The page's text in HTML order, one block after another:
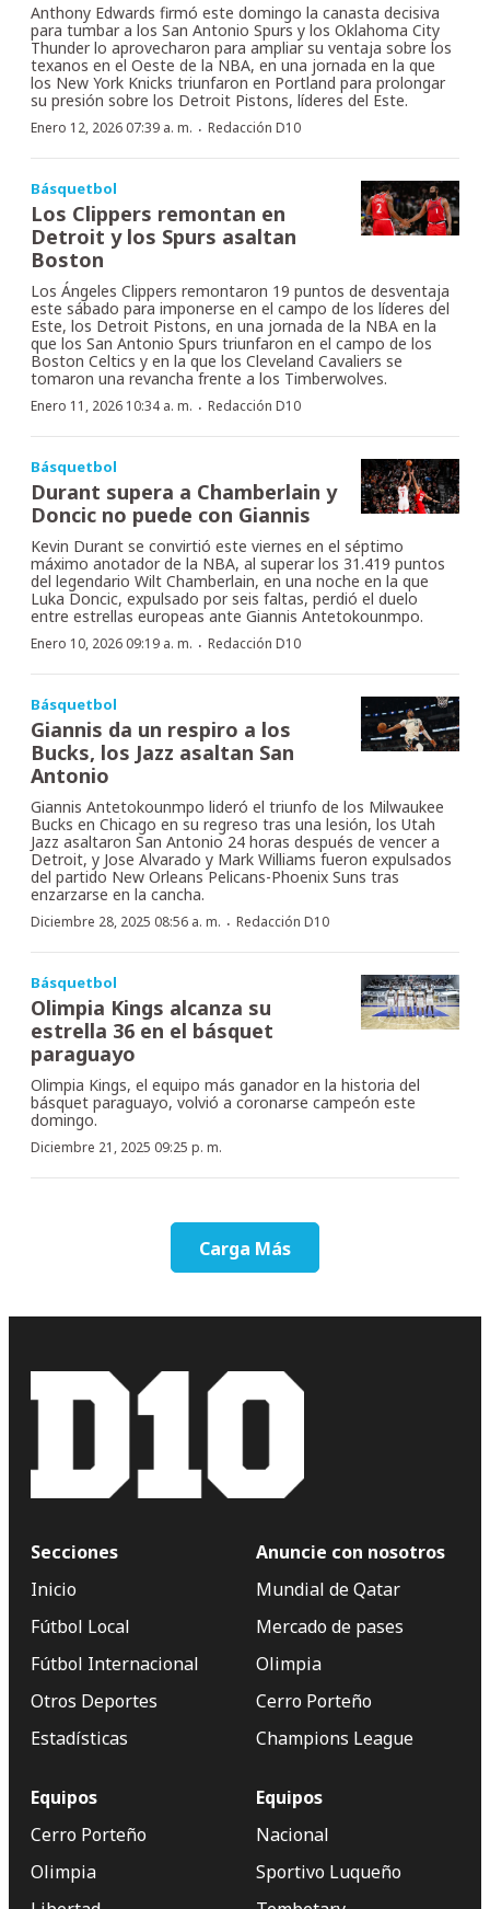
Anthony Edwards firmó este domingo la canasta decisiva
para tumbar a los San Antonio Spurs y los Oklahoma City
Thunder lo aprovecharon para ampliar su ventaja sobre los
texanos en el Oeste de la NBA, en una jornada en la que
los New York Knicks triunfaron en Portland para prolongar
su presión sobre los Detroit Pistons, líderes del Este.
Enero 12, 2026 07:39 a. m. · Redacción D10
Básquetbol
Los Clippers remontan en
Detroit y los Spurs asaltan
Boston
Los Ángeles Clippers remontaron 19 puntos de desventaja
este sábado para imponerse en el campo de los líderes del
Este, los Detroit Pistons, en una jornada de la NBA en la
que los San Antonio Spurs triunfaron en el campo de los
Boston Celtics y en la que los Cleveland Cavaliers se
tomaron una revancha frente a los Timberwolves.
Enero 11, 2026 10:34 a. m. · Redacción D10
Básquetbol
Durant supera a Chamberlain y
Doncic no puede con Giannis
Kevin Durant se convirtió este viernes en el séptimo
máximo anotador de la NBA, al superar los 31.419 puntos
del legendario Wilt Chamberlain, en una noche en la que
Luka Doncic, expulsado por seis faltas, perdió el duelo
entre estrellas europeas ante Giannis Antetokounmpo.
Enero 10, 2026 09:19 a. m. · Redacción D10
Básquetbol
Giannis da un respiro a los
Bucks, los Jazz asaltan San
Antonio
Giannis Antetokounmpo lideró el triunfo de los Milwaukee
Bucks en Chicago en su regreso tras una lesión, los Utah
Jazz asaltaron San Antonio 24 horas después de vencer a
Detroit, y Jose Alvarado y Mark Williams fueron expulsados
del partido New Orleans Pelicans-Phoenix Suns tras
enzarzarse en la cancha.
Diciembre 28, 2025 08:56 a. m. · Redacción D10
Básquetbol
Olimpia Kings alcanza su
estrella 36 en el básquet
paraguayo
Olimpia Kings, el equipo más ganador en la historia del
básquet paraguayo, volvió a coronarse campeón este
domingo.
Diciembre 21, 2025 09:25 p. m.
Carga Más
Secciones
Inicio
Fútbol Local
Fútbol Internacional
Otros Deportes
Estadísticas
Anuncie con nosotros
Mundial de Qatar
Mercado de pases
Olimpia
Cerro Porteño
Champions League
Equipos
Cerro Porteño
Olimpia
Equipos
Nacional
Sportivo Luqueño